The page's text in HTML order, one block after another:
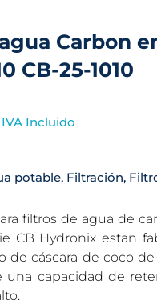
Carbon
CB-25-1010
IVA Incluido
potable, Filtración,
filtros de agua de
CB Hydronix estan
de cáscara de coco
una capacidad de